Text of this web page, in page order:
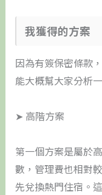
我獲得的方案
因為有簽保密條款
能大概幫大家分析
➤ 高階方案
第一個方案是屬於
數，管理費也相對
先兌換熱門住宿。